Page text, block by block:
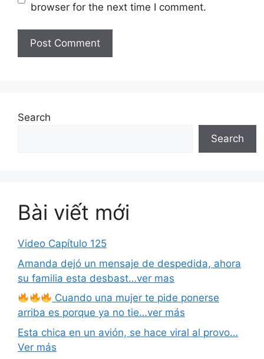
browser for the next time I comment.
Search
Search
Bài viết mới
Video Capítulo 125
Amanda dejó un mensaje de despedida, ahora
su familia esta desbast…ver mas
Cuando una mujer te pide ponerse
arriba es porque ya no tie…ver más
Esta chica en un avión, se hace viral al provo…
Ver más